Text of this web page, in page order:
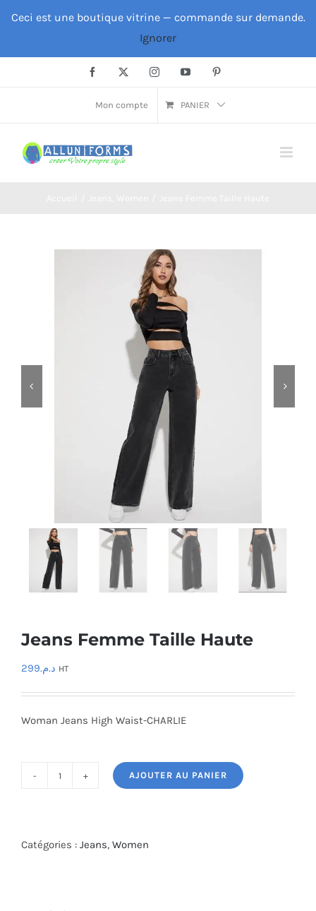
Ceci est une boutique vitrine — commande sur demande.
Ignorer
Facebook InstagramYouTube
Mon compte PANIER
Jeans Femme Taille Haute
د.م.299 HT
Woman Jeans High Waist-CHARLIE
Femme
AJOUTER AU PANIER
Catégories : Jeans, Women